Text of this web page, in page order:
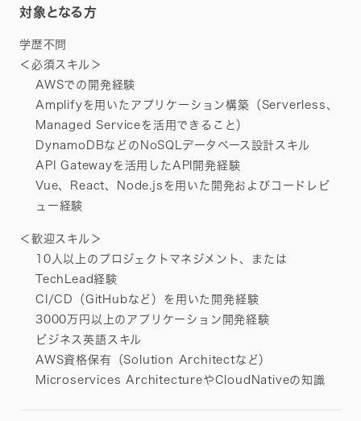
対象となる方
学歴不問
＜必須スキル＞
AWSでの開発経験
Amplifyを用いたアプリケーション構築（Serverless、
Managed Serviceを活用できること）
DynamoDBなどのNoSQLデータベース設計スキル
API Gatewayを活用したAPI開発経験
Vue、React、Node.jsを用いた開発およびコードレビ
ュー経験
＜歓迎スキル＞
10人以上のプロジェクトマネジメント、または
TechLead経験
CI/CD（GitHubなど）を用いた開発経験
3000万円以上のアプリケーション開発経験
ビジネス英語スキル
AWS資格保有（Solution Architectなど）
Microservices ArchitectureやCloudNativeの知識